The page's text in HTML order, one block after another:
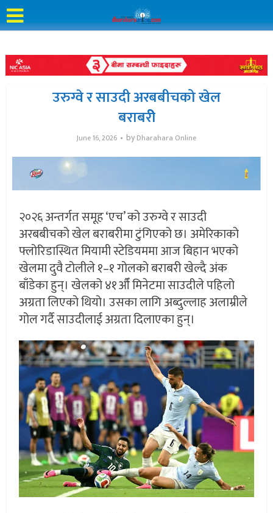
उरुग्वे र साउदी अरबबीचको खेल
बराबरीे
June 16, 2026 by Dharahara Online
२०२६ अन्तर्गत समूह ‘एच’ को उरुग्वे र साउदी
अरबबीचको खेल बराबरीमा टुंगिएको छ। अमेरिकाको
फ्लोरिडास्थित मियामी स्टेडियममा आज बिहान भएको
खेलमा दुवै टोलीले १–१ गोलको बराबरी खेल्दै अंक
बाँडेका हुन्। खेलको ४१औँ मिनेटमा साउदीले पहिलो
अग्रता लिएको थियो। उसका लागि अब्दुल्लाह अलाम्रीले
गोल गर्दै साउदीलाई अग्रता दिलाएका हुन्।